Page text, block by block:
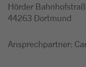
Hörder
44263 Dortmund
Ansprechpartner: